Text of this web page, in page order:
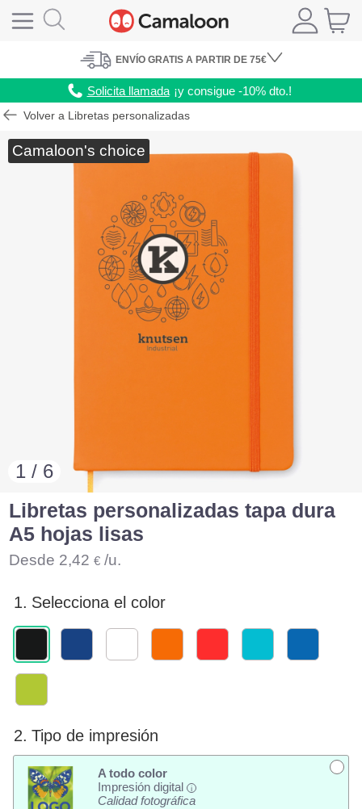
ENVÍO GRATIS A PARTIR DE 75€
Solicita llamada ¡y consigue -10% dto.!
Volver a Libretas personalizadas
1 / 6
Camaloon's choice
Libretas personalizadas tapa dura
A5 hojas lisas
Desde 2,42 € /u.
1. Selecciona el color
2. Tipo de impresión
A todo color
Impresión digital
i
Calidad fotográfica